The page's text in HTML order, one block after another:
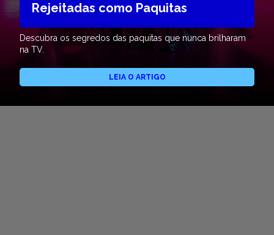
Rejeitadas como Paquitas
Descubra os segredos das paquitas que nunca brilharam
na TV.
LEIA O ARTIGO